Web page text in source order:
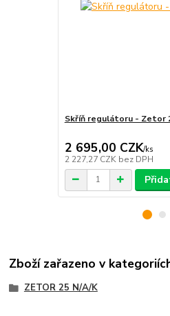
Skříň regulátoru - Zetor
2 695,00 CZK/ks
2 227,27 CZK bez DPH
Zboží zařazeno v
ZETOR 25 N/A/K